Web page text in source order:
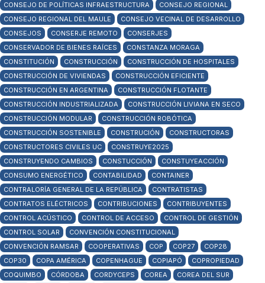
CONSEJO DE POLÍTICAS INFRAESTRUCTURA
CONSEJO REGIONAL
CONSEJO REGIONAL DEL MAULE
CONSEJO VECINAL DE DESARROLLO
CONSEJOS
CONSERJE REMOTO
CONSERJES
CONSERVADOR DE BIENES RAÍCES
CONSTANZA MORAGA
CONSTITUCIÓN
CONSTRUCCIÓN
CONSTRUCCIÓN DE HOSPITALES
CONSTRUCCIÓN DE VIVIENDAS
CONSTRUCCIÓN EFICIENTE
CONSTRUCCIÓN EN ARGENTINA
CONSTRUCCIÓN FLOTANTE
CONSTRUCCIÓN INDUSTRIALIZADA
CONSTRUCCIÓN LIVIANA EN SECO
CONSTRUCCIÓN MODULAR
CONSTRUCCIÓN ROBÓTICA
CONSTRUCCIÓN SOSTENIBLE
CONSTRUCIÓN
CONSTRUCTORAS
CONSTRUCTORES CIVILES UC
CONSTRUYE2025
CONSTRUYENDO CAMBIOS
CONSTUCCIÓN
CONSTUYEACCIÓN
CONSUMO ENERGÉTICO
CONTABILIDAD
CONTAINER
CONTRALORÍA GENERAL DE LA REPÚBLICA
CONTRATISTAS
CONTRATOS ELÉCTRICOS
CONTRIBUCIONES
CONTRIBUYENTES
CONTROL ACÚSTICO
CONTROL DE ACCESO
CONTROL DE GESTIÓN
CONTROL SOLAR
CONVENCIÓN CONSTITUCIONAL
CONVENCIÓN RAMSAR
COOPERATIVAS COP COP27
COP28
COP30
COPA AMÉRICA COPENHAGUE COPIAPÓ
COPROPIEDAD
COQUIMBO
CÓRDOBA CORDYCEPS COREA
COREA DEL SUR